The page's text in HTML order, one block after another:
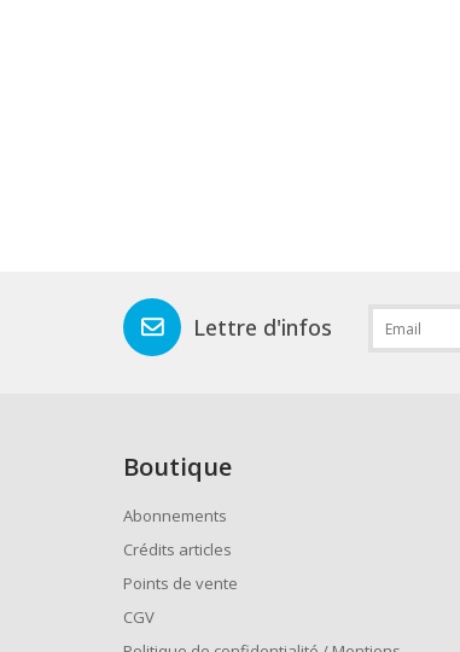
Lettre d'infos
Boutique
Abonnements
Crédits articles
Points de vente
CGV